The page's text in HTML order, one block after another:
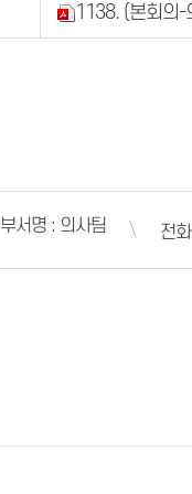
1138. (본회의-
부서명 : 의사팀 전